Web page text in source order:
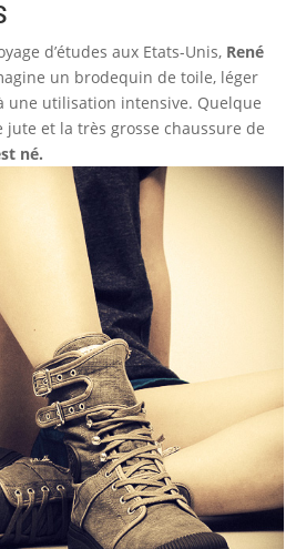
d’études aux Etats-Unis, René
un brodequin de toile, léger
une utilisation intensive. Quelque
jute et la très grosse chaussure de
né.